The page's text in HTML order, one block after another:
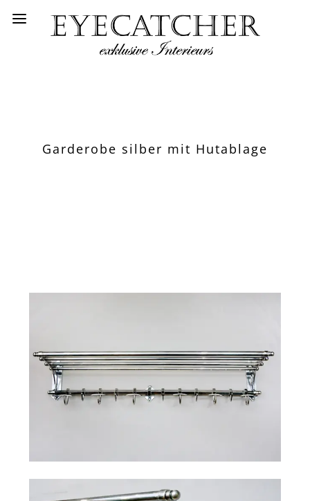
Garderobe silber mit Hutablage